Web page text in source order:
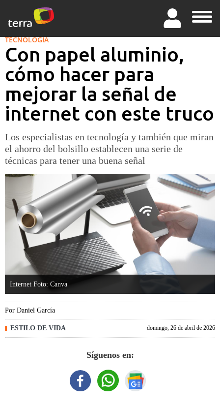
TECNOLOGÍA
Con papel aluminio,
cómo hacer para
mejorar la señal de
internet con este truco
Los especialistas en tecnología y también que miran
el ahorro del bolsillo establecen una serie de
técnicas para tener una buena señal
Internet Foto: Canva
ESTILO DE VIDA
Por Daniel García
domingo, 26 de abril de 2026
Síguenos en: